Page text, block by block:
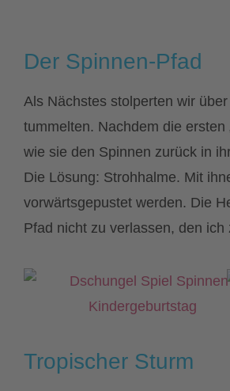
Der Spinnen-Pfad
Als Nächstes stolperten wir
tummelten. Nachdem die
wie sie den Spinnen zurück in
Die Lösung: Strohhalme. Mit
vorwärtsgepustet werden. Die
Pfad nicht zu verlassen, den
Tropischer Sturm